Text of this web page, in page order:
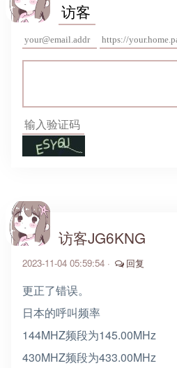
访客JG6KNG
2023-11-04 05:59:54 · 回复
更正了错误。
日本的呼叫频率
144MHZ频段为145.00MHz
430MHZ频段为433.00MHz